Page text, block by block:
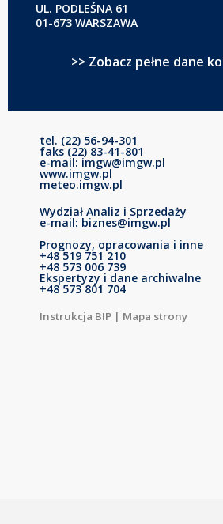
UL. PODLEŚNA 61
01-673 WARSZAWA
>> Zobacz pełne dane
tel. (22) 56-94-301
faks (22) 83-41-801
e-mail: imgw@imgw.pl
www.imgw.pl
meteo.imgw.pl
Wydział Analiz i Sprzedaży
e-mail: biznes@imgw.pl
Prognozy, opracowania i inne
+48 519 751 210
+48 573 006 739
Ekspertyzy i dane archiwalne
+48 573 801 704
Instrukcja BIP | Mapa strony